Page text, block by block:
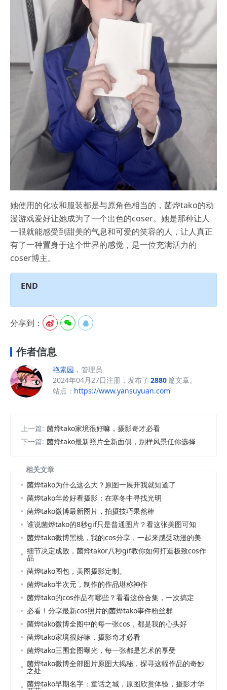
她使用的化妆和服装都是与原角色相当的，菌烨tako的动
漫游戏爱好让她成为了一个出色的coser。她是那种让人
一眼就能感受到甜美的气息和可爱的笑容的人，让人真正
有了一种置身于这个世界的感觉，是一位充满活力的
coser博主。
END
分享到：   
作者信息
艳素园 ，管理员
2024年04月27日注册，发布了 2880篇文章。
站点： https://www.yansuyuan.com
上一篇: 菌烨tako家境很好嘛，摄影奇才必看
下一篇: 菌烨tako最新照片全新面俱，别样风景任你选择
相关文章
菌烨tako为什么这么大？原图一展开我就知道了
菌烨tako年龄好看摄影：在寒冬中寻找光明
菌烨tako微博最新图片，拍摄技巧果然棒
谁说菌烨tako的8秒gif只是普通图片？看这张美图可知
菌烨tako微博黑桃，我的cos分享，一起来感受动漫的美
细节决定成败，菌烨takor八秒gif教你如何打造极致cos作
品
菌烨tako图包，美图摄影定制。
菌烨tako半次元，制作的作品堪称神作
菌烨tako的cos作品有哪些？看看这份合集，一次搞定
必看！分享最新cos照片的菌烨tako事件粉丝群
菌烨tako微博全图中的每一张cos，都是我的心头好
菌烨tako家境很好嘛，摄影奇才必看
菌烨tako三围套图曝光，每一张都是艺术的享受
菌烨tako微博全部图片原图大揭秘，探寻这幅作品的奇妙
之处
菌烨tako早期名字：童话之城，原图欣赏体验，摄影才华